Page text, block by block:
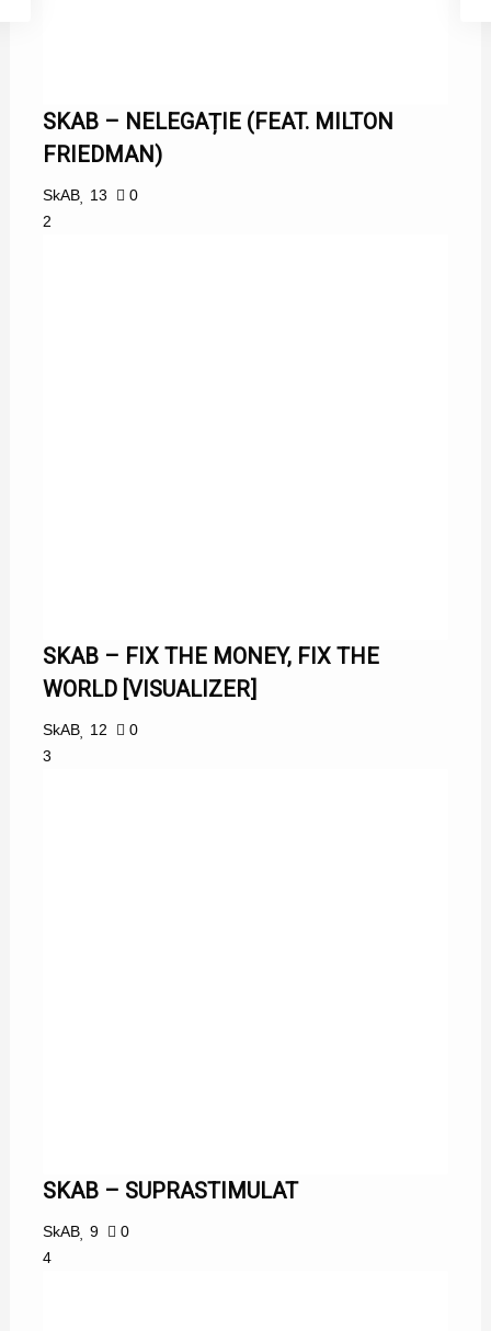
SKAB – NELEGAȚIE (FEAT. MILTON
FRIEDMAN)
SkAB 13
0
2
SKAB – FIX THE MONEY, FIX THE
WORLD [VISUALIZER]
SkAB 12
0
3
SKAB – SUPRASTIMULAT
SkAB 9
0
4